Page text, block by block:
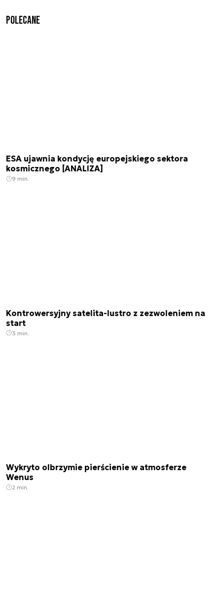
Polecane
ESA ujawnia kondycję europejskiego sektora
kosmicznego [ANALIZA]
9 min.
Kontrowersyjny satelita-lustro z zezwoleniem na
start
3 min.
Wykryto olbrzymie pierścienie w atmosferze
Wenus
2 min.